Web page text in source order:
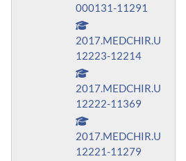
000131-11291
2017.MEDCHIR.U
12223-12214
2017.MEDCHIR.U
12222-11369
2017.MEDCHIR.U
12221-11279